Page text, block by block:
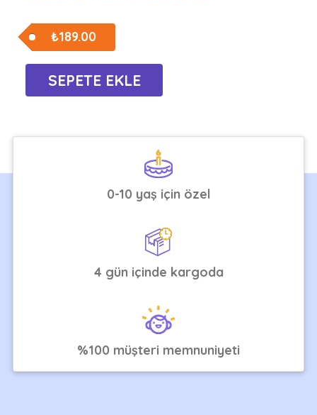
₺189.00
0-10 yaş için özel
4 gün içinde kargoda
%100 müşteri memnuniyeti